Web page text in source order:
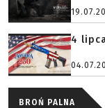
4
BROŃ PALNA